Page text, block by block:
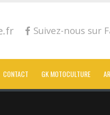
Suivez-nous sur
CONTACT GK MOTOCULTURE